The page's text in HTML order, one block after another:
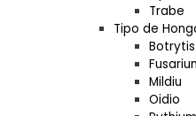
Trabe
Tipo de
Botrytis
Mildiu
Oidio